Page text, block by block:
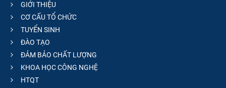
GIỚI THIỆU
CƠ CẤU TỔ CHỨC
TUYỂN SINH
ĐÀO TẠO
ĐẢM BẢO CHẤT LƯỢNG
KHOA HỌC CÔNG NGHỆ
HTQT